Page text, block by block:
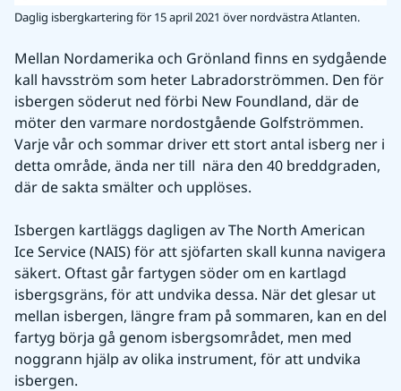
Daglig isbergkartering för 15 april 2021 över nordvästra Atlanten.
Mellan Nordamerika och Grönland finns en sydgående
kall havsström som heter Labradorströmmen. Den för
isbergen söderut ned förbi New Foundland, där de
möter den varmare nordostgående Golfströmmen.
Varje vår och sommar driver ett stort antal isberg ner i
detta område, ända ner till  nära den 40 breddgraden,
där de sakta smälter och upplöses.
Isbergen kartläggs dagligen av The North American
Ice Service (NAIS) för att sjöfarten skall kunna navigera
säkert. Oftast går fartygen söder om en kartlagd
isbergsgräns, för att undvika dessa. När det glesar ut
mellan isbergen, längre fram på sommaren, kan en del
fartyg börja gå genom isbergsområdet, men med
noggrann hjälp av olika instrument, för att undvika
isbergen.